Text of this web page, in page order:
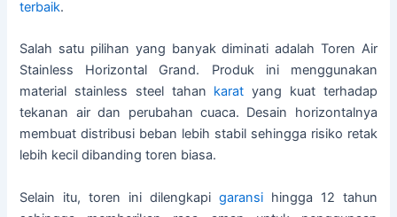
terbaik.
Salah satu pilihan yang banyak diminati adalah Toren Air
Stainless Horizontal Grand. Produk ini menggunakan
material stainless steel tahan karat yang kuat terhadap
tekanan air dan perubahan cuaca. Desain horizontalnya
membuat distribusi beban lebih stabil sehingga risiko retak
lebih kecil dibanding toren biasa.
Selain itu, toren ini dilengkapi garansihingga 12 tahun